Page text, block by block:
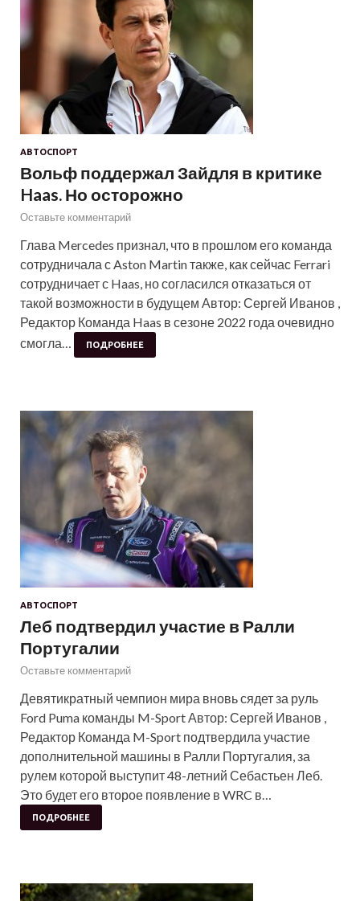
АВТОСПОРТ
Вольф поддержал Зайдля в критике
Haas. Но осторожно
Оставьте комментарий
Глава Mercedes признал, что в прошлом его команда
сотрудничала с Aston Martin также, как сейчас Ferrari
сотрудничает с Haas, но согласился отказаться от
такой возможности в будущем Автор: Сергей Иванов ,
Редактор Команда Haas в сезоне 2022 года очевидно
смогла…
ПОДРОБНЕЕ
АВТОСПОРТ
Леб подтвердил участие в Ралли
Португалии
Оставьте комментарий
Девятикратный чемпион мира вновь сядет за руль
Ford Puma команды M-Sport Автор: Сергей Иванов ,
Редактор Команда M-Sport подтвердила участие
дополнительной машины в Ралли Португалия, за
рулем которой выступит 48-летний Себастьен Леб.
Это будет его второе появление в WRC в…
ПОДРОБНЕЕ